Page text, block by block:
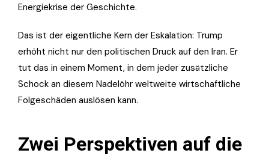
Energiekrise der Geschichte.
Das ist der eigentliche Kern der Eskalation: Trump
erhöht nicht nur den politischen Druck auf den Iran. Er
tut das in einem Moment, in dem jeder zusätzliche
Schock an diesem Nadelöhr weltweite wirtschaftliche
Folgeschäden auslösen kann.
Zwei Perspektiven auf die